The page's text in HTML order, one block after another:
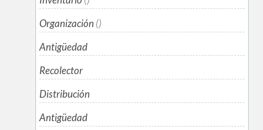
Organización ()
Antigüedad
Recolector
Distribución
Antigüedad